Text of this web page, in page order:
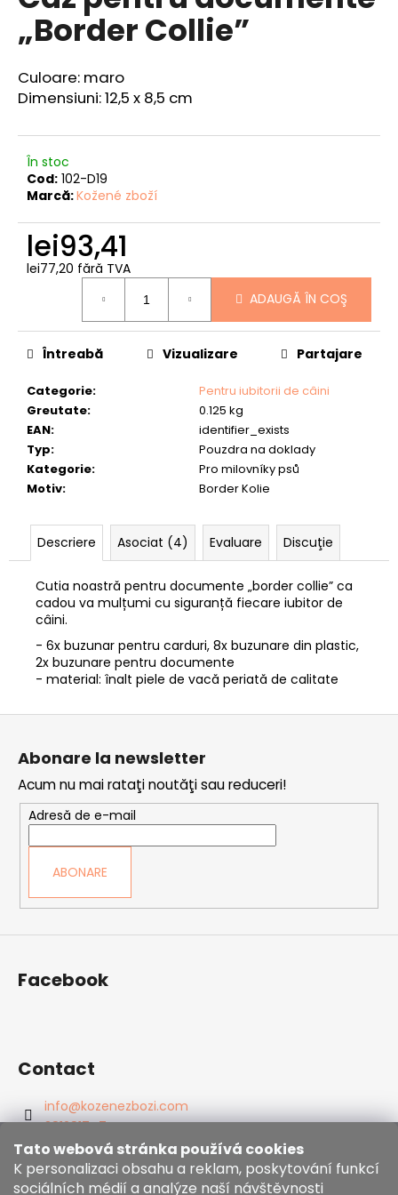
Tato webová stránka používá cookies
K personalizaci obsahu a reklam, poskytování funkcí
sociálních médií a analýze naší návštěvnosti
este
0,0
5
stele.
„Border Collie”
Culoare: maro
Dimensiuni: 12,5 x 8,5 cm
În stoc
Cod: 102-D19
Marcă:Kožené zboží
lei93,41
lei77,20 fără TVA
ADAUGĂ ÎN COŞ
Categorie:
Pentru iubitorii de câini
Greutate:
0.125 kg
EAN:
identifier_exists
Typ:
Pouzdra na doklady
Kategorie:
Pro milovníky psů
Motiv: Border Kolie
Întreabă Vizualizare Partajare
Descriere Asociat (4) Evaluare Discuţie
Cutia noastră pentru documente „border collie” ca
cadou va mulțumi cu siguranță fiecare iubitor de
câini.
- 6x buzunar pentru carduri, 8x buzunare din plastic,
2x buzunare pentru documente
- material: înalt piele de vacă periată de calitate
V
ă
e
c
o
m
n
d
ă
PORTOFELUL
PESCARULUI
ȘI
BOILIES”
40
lei175,08
S
Abonare la newsletter
Acum nu mai rataţi noutăţi sau reduceri!
Adresă de e-mail
ABONARE
Facebook
Contact
info@kozenezbozi.com
381281747
603225633
https://www.facebook.com/kozenezbozi/